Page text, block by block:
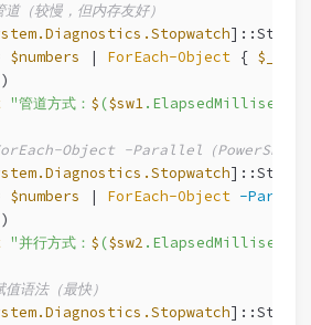
（较慢，但内存友好）
$numbers | ForEach-Object { $_
"管道方式： $ ($sw1
Object -Parallel（PowerShell 7
$numbers | ForEach-Object -
"并行方式： $ ($sw2
语法（最快）